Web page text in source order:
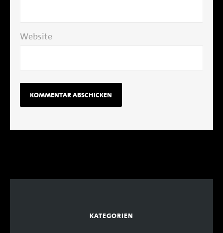
Website
KATEGORIEN